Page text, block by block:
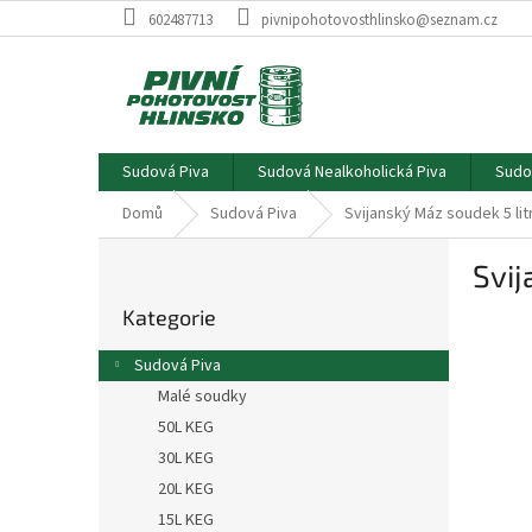
na
602487713 pivnipohotovosthlinsko@seznam.cz
Sudová Piva Sudová Nealkoholická Piva
Domů
Sudová Piva Svijanský Máz soudek 5
r
a
kategorie
Kategorie
Sudová Piva
Malé soudky
50L KEG
30L KEG
20L KEG
15L KEG